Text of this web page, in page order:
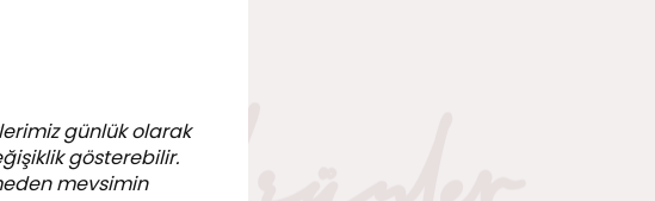
günlük olarak
gösterebilir.
mevsimin